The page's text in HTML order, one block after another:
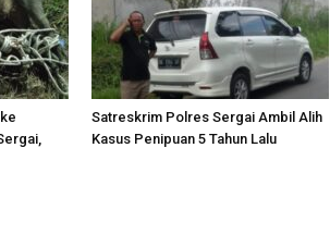
Satreskrim Polres Sergai Ambil Alih
Kasus Penipuan 5 Tahun Lalu